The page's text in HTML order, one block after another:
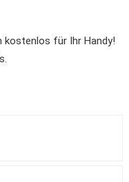
kostenlos für Ihr Handy!